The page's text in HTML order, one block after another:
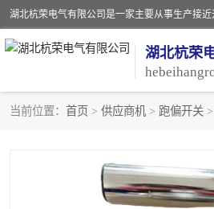
湖北杭荣
当前位置： 首页 > 供应商机 > 跑偏开关
浮